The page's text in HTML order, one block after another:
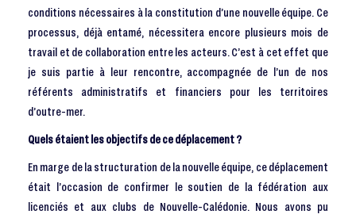
conditions nécessaires à la constitution d’une nouvelle équipe. Ce
processus, déjà entamé, nécessitera encore plusieurs mois de
travail et de collaboration entre les acteurs. C’est à cet effet que
je suis partie à leur rencontre, accompagnée de l’un de nos
référents administratifs et financiers pour les territoires
d’outre-mer.
Quels étaient les objectifs de ce déplacement ?
En marge de la structuration de la nouvelle équipe, ce déplacement
était l’occasion de confirmer le soutien de la fédération aux
licenciés et aux clubs de Nouvelle-Calédonie. Nous avons pu